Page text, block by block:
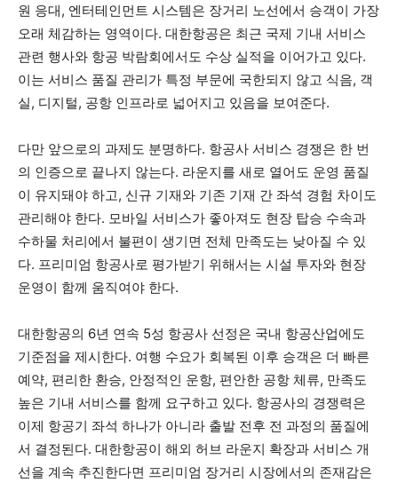
원 응대, 엔터테인먼트 시스템은 장거리 노선에서 승객이 가장
오래 체감하는 영역이다. 대한항공은 최근 국제 기내 서비스
관련 행사와 항공 박람회에서도 수상 실적을 이어가고 있다.
이는 서비스 품질 관리가 특정 부문에 국한되지 않고 식음, 객
실, 디지털, 공항 인프라로 넓어지고 있음을 보여준다.
다만 앞으로의 과제도 분명하다. 항공사 서비스 경쟁은 한 번
의 인증으로 끝나지 않는다. 라운지를 새로 열어도 운영 품질
이 유지돼야 하고, 신규 기재와 기존 기재 간 좌석 경험 차이도
관리해야 한다. 모바일 서비스가 좋아져도 현장 탑승 수속과
수하물 처리에서 불편이 생기면 전체 만족도는 낮아질 수 있
다. 프리미엄 항공사로 평가받기 위해서는 시설 투자와 현장
운영이 함께 움직여야 한다.
대한항공의 6년 연속 5성 항공사 선정은 국내 항공산업에도
기준점을 제시한다. 여행 수요가 회복된 이후 승객은 더 빠른
예약, 편리한 환승, 안정적인 운항, 편안한 공항 체류, 만족도
높은 기내 서비스를 함께 요구하고 있다. 항공사의 경쟁력은
이제 항공기 좌석 하나가 아니라 출발 전후 전 과정의 품질에
서 결정된다. 대한항공이 해외 허브 라운지 확장과 서비스 개
선을 계속 추진한다면 프리미엄 장거리 시장에서의 존재감은